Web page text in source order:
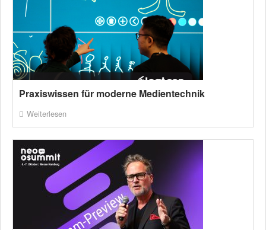
Praxiswissen für moderne Medientechnik
Weiterlesen